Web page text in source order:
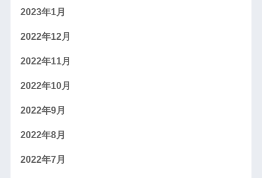
2023年1月
2022年12月
2022年11月
2022年10月
2022年9月
2022年8月
2022年7月